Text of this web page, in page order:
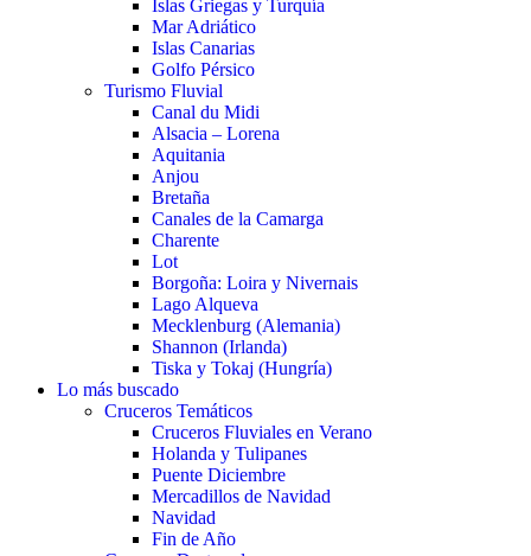
Islas Griegas y Turquía
Mar Adriático
Islas Canarias
Golfo Pérsico
Turismo Fluvial
Canal du Midi
Alsacia – Lorena
Aquitania
Anjou
Bretaña
Canales de la Camarga
Charente
Lot
Borgoña: Loira y Nivernais
Lago Alqueva
Mecklenburg (Alemania)
Shannon (Irlanda)
Tiska y Tokaj (Hungría)
Lo más buscado
Cruceros Temáticos
Cruceros Fluviales en Verano
Holanda y Tulipanes
Puente Diciembre
Mercadillos de Navidad
Navidad
Fin de Año